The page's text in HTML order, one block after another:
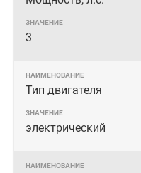
3
Тип двигателя
электрический